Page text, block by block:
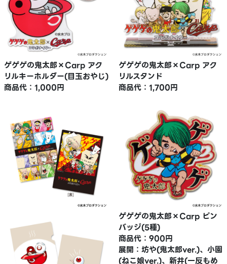
ゲゲゲの鬼太郎×Carp アク
リルキーホルダー(目玉おやじ)
商品代：1,000円
ゲゲゲの鬼太郎×Carp アク
リルスタンド
商品代：1,700円
ゲゲゲの鬼太郎×Carp ピン
バッジ(5種)
商品代：900円
展開：坊や(鬼太郎ver.)、小園
(ねこ娘ver.)、新井(一反もめ